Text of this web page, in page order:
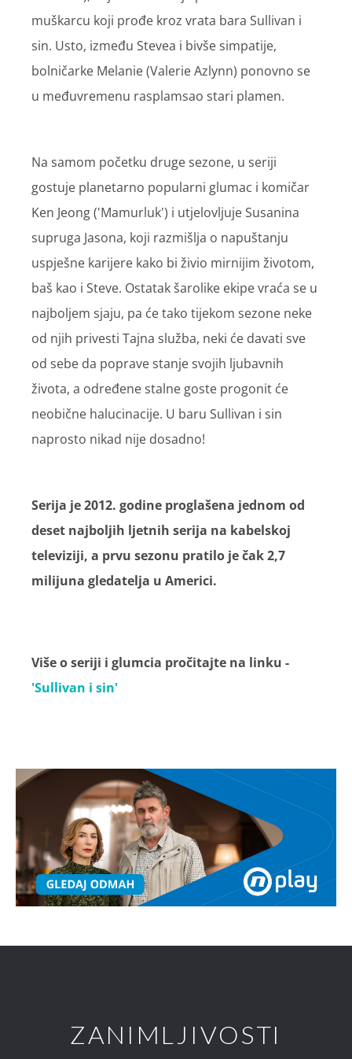
muškarcu koji prođe kroz vrata bara Sullivan i
sin. Usto, između Stevea i bivše simpatije,
bolničarke Melanie (Valerie Azlynn) ponovno se
u međuvremenu rasplamsao stari plamen.
Na samom početku druge sezone, u seriji
gostuje planetarno popularni glumac i komičar
Ken Jeong ('Mamurluk') i utjelovljuje Susanina
supruga Jasona, koji razmišlja o napuštanju
uspješne karijere kako bi živio mirnijim životom,
baš kao i Steve. Ostatak šarolike ekipe vraća se u
najboljem sjaju, pa će tako tijekom sezone neke
od njih privesti Tajna služba, neki će davati sve
od sebe da poprave stanje svojih ljubavnih
života, a određene stalne goste progonit će
neobične halucinacije. U baru Sullivan i sin
naprosto nikad nije dosadno!
Serija je 2012. godine proglašena jednom od
deset najboljih ljetnih serija na kabelskoj
televiziji, a prvu sezonu pratilo je čak 2,7
milijuna gledatelja u Americi.
Više o seriji i glumcia pročitajte na linku -
'Sullivan i sin'
ZANIMLJIVOSTI